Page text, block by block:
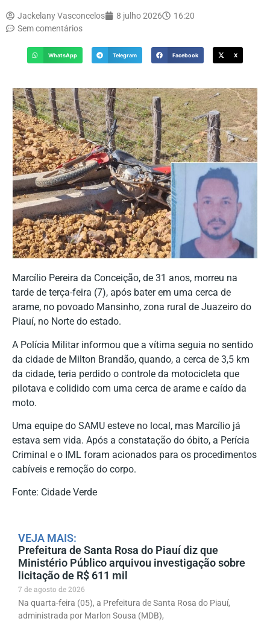
Jackelany Vasconcelos 8 julho 2026
16:20
Sem comentários
WhatsApp Telegram Facebook X
Marcílio Pereira da Conceição, de 31 anos, morreu na
tarde de terça-feira (7), após bater em uma cerca de
arame, no povoado Mansinho, zona rural de Juazeiro do
Piauí, no Norte do estado.
A Polícia Militar informou que a vítima seguia no sentido
da cidade de Milton Brandão, quando, a cerca de 3,5 km
da cidade, teria perdido o controle da motocicleta que
pilotava e colidido com uma cerca de arame e caído da
moto.
Uma equipe do SAMU esteve no local, mas Marcílio já
estava sem vida. Após a constatação do óbito, a Perícia
Criminal e o IML foram acionados para os procedimentos
cabíveis e remoção do corpo.
Fonte: Cidade Verde
VEJA MAIS:
Prefeitura de Santa Rosa do Piauí diz que
Ministério Público arquivou investigação sobre
licitação de R$ 611 mil
7 de agosto de 2026
Na quarta-feira (05), a Prefeitura de Santa Rosa do Piauí,
administrada por Marlon Sousa (MDB),